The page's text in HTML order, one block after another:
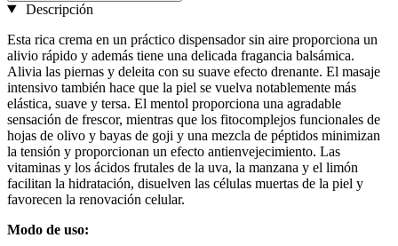
Descripción
Esta rica crema en un práctico dispensador sin aire proporciona un
alivio rápido y además tiene una delicada fragancia balsámica.
Alivia las piernas y deleita con su suave efecto drenante. El masaje
intensivo también hace que la piel se vuelva notablemente más
elástica, suave y tersa. El mentol proporciona una agradable
sensación de frescor, mientras que los fitocomplejos funcionales de
hojas de olivo y bayas de goji y una mezcla de péptidos minimizan
la tensión y proporcionan un efecto antienvejecimiento. Las
vitaminas y los ácidos frutales de la uva, la manzana y el limón
facilitan la hidratación, disuelven las células muertas de la piel y
favorecen la renovación celular.
Modo de uso: